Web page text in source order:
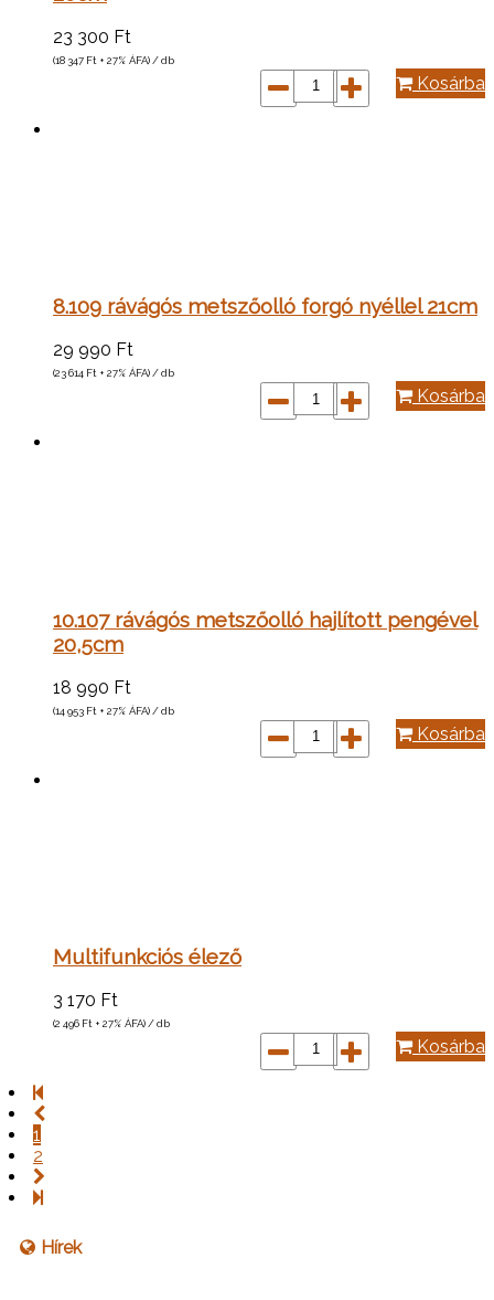
23 300 Ft
(18 347 Ft + 27% ÁFA) / db
Kosárba
8.109 rávágós metszőolló forgó nyéllel 21cm
29 990 Ft
(23 614 Ft + 27% ÁFA) / db
Kosárba
10.107 rávágós metszőolló hajlított pengével
20,5cm
18 990 Ft
(14 953 Ft + 27% ÁFA) / db
Kosárba
Multifunkciós élező
3 170 Ft
(2 496 Ft + 27% ÁFA) / db
Kosárba
1
2
Hírek